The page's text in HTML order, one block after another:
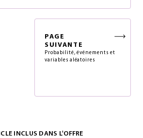
PAGE
SUIVANTE
Probabilité, événements et
variables aléatoires
INCLUS DANS L'OFFRE